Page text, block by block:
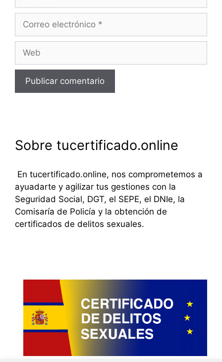
electrónico
Sobre tucertificado.online
En tucertificado.online, nos comprometemos a
ayuadarte y agilizar tus gestiones con la
Seguridad Social, DGT, el SEPE, el DNIe, la
Comisaría de Policía y la obtención de
certificados de delitos sexuales.